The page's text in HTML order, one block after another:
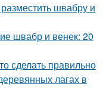
швабру и
швабр и венек: 20
сделать правильно
лагах в